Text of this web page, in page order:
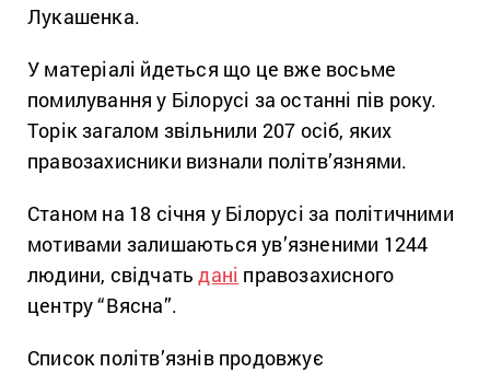
Лукашенка.
У матеріалі йдеться що це вже восьме
помилування у Білорусі за останні пів року.
Торік загалом звільнили 207 осіб, яких
правозахисники визнали політв’язнями.
Станом на 18 січня у Білорусі за політичними
мотивами залишаються ув’язненими 1244
людини, свідчатьдані правозахисного
центру “Вясна”.
Список політв’язнів продовжує